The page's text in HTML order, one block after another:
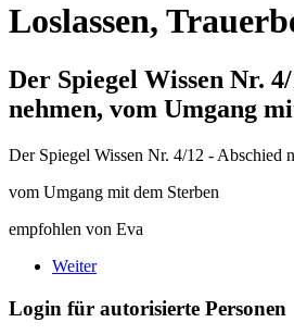
Loslassen,
Der Spiegel Wissen Nr.
nehmen, vom Umgang
Der Spiegel Wissen Nr. 4/12 - Abschied
vom Umgang mit dem Sterben
empfohlen von Eva
Weiter
Login für autorisierte Personen